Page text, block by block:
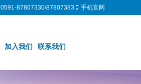
0591-87807330/87807383 手机官网
加入我们 联系我们